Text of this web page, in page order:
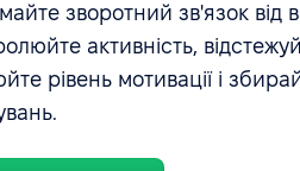
зворотний зв'язок від
активність,
рівень мотивації і